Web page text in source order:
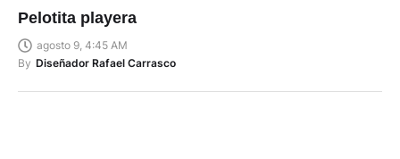
Pelotita playera
agosto 9, 4:45 AM
By Diseñador Rafael Carrasco